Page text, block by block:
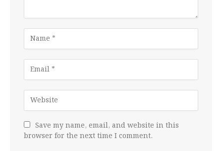
Save my name, email, and website in this
browser for the next time I comment.